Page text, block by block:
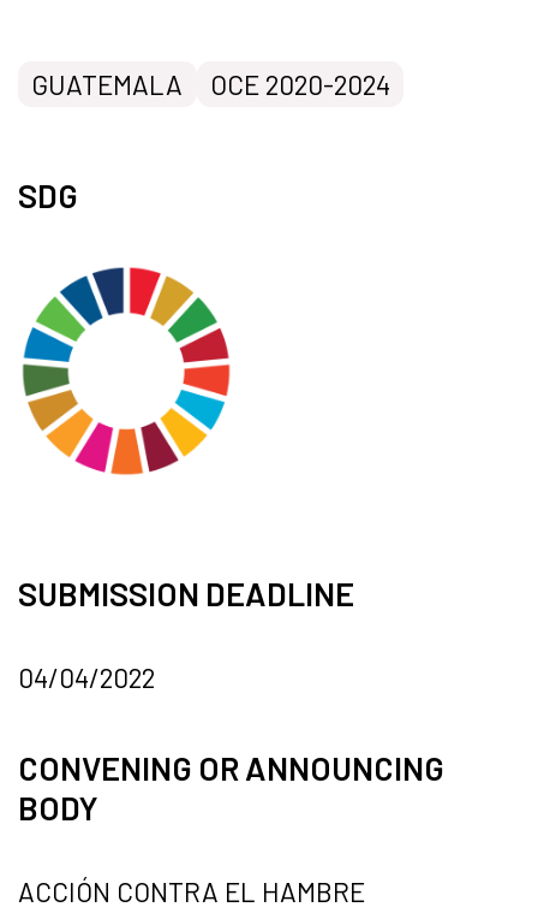
GUATEMALA OCE 2020-2024
SDG
SUBMISSION DEADLINE
04/04/2022
CONVENING OR ANNOUNCING
BODY
ACCIÓN CONTRA EL HAMBRE